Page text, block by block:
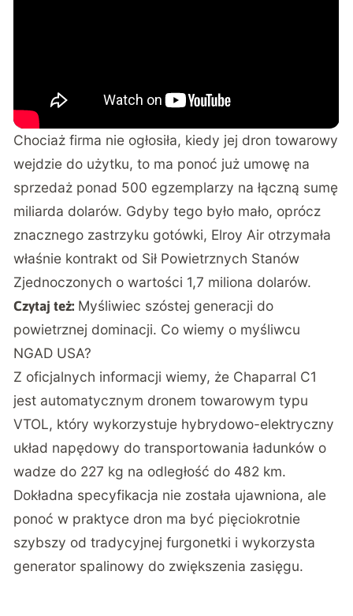
Chociaż firma nie ogłosiła, kiedy jej dron towarowy
wejdzie do użytku, to ma ponoć już umowę na
sprzedaż ponad 500 egzemplarzy na łączną sumę
miliarda dolarów. Gdyby tego było mało, oprócz
znacznego zastrzyku gotówki, Elroy Air otrzymała
właśnie kontrakt od Sił Powietrznych Stanów
Zjednoczonych o wartości 1,7 miliona dolarów.
Czytaj też: Myśliwiec szóstej generacji do
powietrznej dominacji. Co wiemy o myśliwcu
NGAD USA?
Z oficjalnych informacji wiemy, że Chaparral C1
jest automatycznym dronem towarowym typu
VTOL, który wykorzystuje hybrydowo-elektryczny
układ napędowy do transportowania ładunków o
wadze do 227 kg na odległość do 482 km.
Dokładna specyfikacja nie została ujawniona, ale
ponoć w praktyce dron ma być pięciokrotnie
szybszy od tradycyjnej furgonetki i wykorzysta
generator spalinowy do zwiększenia zasięgu.